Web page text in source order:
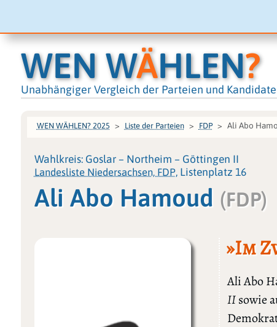
WEN WÄHLEN?
Unabhängiger Vergleich der Parteien und
WEN WÄHLEN? 2025 Liste der Parteien FDP Ali Abo
Wahlkreis: Goslar – Northeim – Göttingen II
Landesliste Niedersachsen, FDP, Listenplatz 16
Ali Abo Hamoud (FDP)
»Im
Ali Abo
IIsowie